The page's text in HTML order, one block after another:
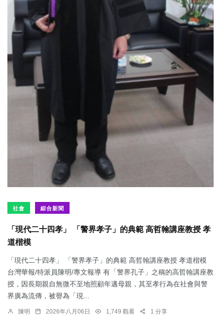
社會 綜合新聞
「現代二十四孝」 「警界孝子」的典範 高哲翰講座教授 孝
道楷模
「現代二十四孝」 「警界孝子」的典範 高哲翰講座教授 孝道楷模
台灣華報/特派員陳明/專文報導 有「警界孔子」之稱的高哲翰講座教
授，因長期親自無微不至地照顧年邁母親，其至孝行為在社會與警
界廣為流傳，被譽為「現...
陳明 2026年八月06日 1,749 觀看 1 分享